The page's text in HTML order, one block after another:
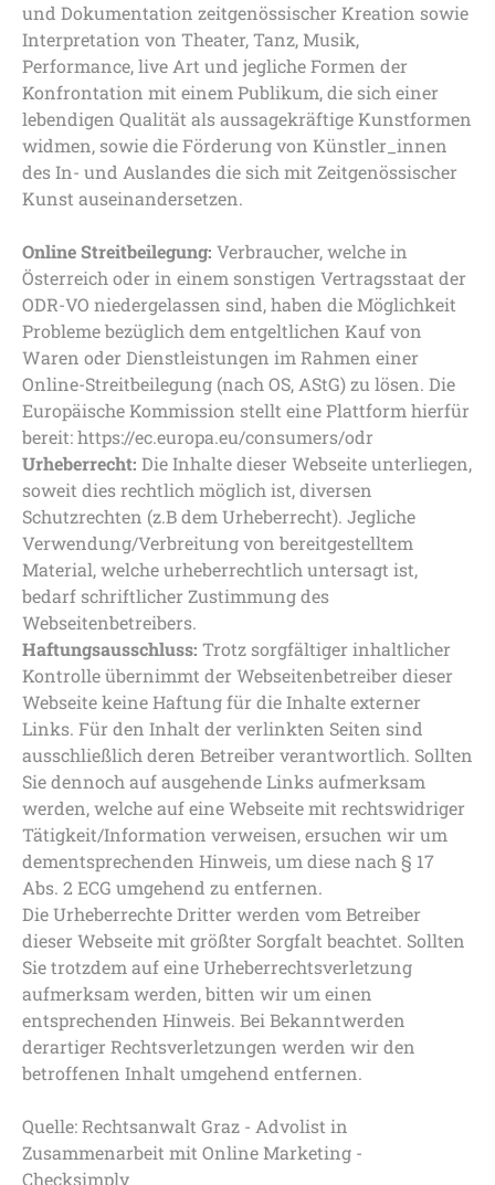
und Dokumentation zeitgenössischer Kreation sowie
Interpretation von Theater, Tanz, Musik,
Performance, live Art und jegliche Formen der
Konfrontation mit einem Publikum, die sich einer
lebendigen Qualität als aussagekräftige Kunstformen
widmen, sowie die Förderung von Künstler_innen
des In- und Auslandes die sich mit Zeitgenössischer
Kunst auseinandersetzen.
Online Streitbeilegung: Verbraucher, welche in
Österreich oder in einem sonstigen Vertragsstaat der
ODR-VO niedergelassen sind, haben die Möglichkeit
Probleme bezüglich dem entgeltlichen Kauf von
Waren oder Dienstleistungen im Rahmen einer
Online-Streitbeilegung (nach OS, AStG) zu lösen. Die
Europäische Kommission stellt eine Plattform hierfür
bereit: https://ec.europa.eu/consumers/odr
Urheberrecht: Die Inhalte dieser Webseite unterliegen,
soweit dies rechtlich möglich ist, diversen
Schutzrechten (z.B dem Urheberrecht). Jegliche
Verwendung/Verbreitung von bereitgestelltem
Material, welche urheberrechtlich untersagt ist,
bedarf schriftlicher Zustimmung des
Webseitenbetreibers.
Haftungsausschluss: Trotz sorgfältiger inhaltlicher
Kontrolle übernimmt der Webseitenbetreiber dieser
Webseite keine Haftung für die Inhalte externer
Links. Für den Inhalt der verlinkten Seiten sind
ausschließlich deren Betreiber verantwortlich. Sollten
Sie dennoch auf ausgehende Links aufmerksam
werden, welche auf eine Webseite mit rechtswidriger
Tätigkeit/Information verweisen, ersuchen wir um
dementsprechenden Hinweis, um diese nach § 17
Abs. 2 ECG umgehend zu entfernen.
Die Urheberrechte Dritter werden vom Betreiber
dieser Webseite mit größter Sorgfalt beachtet. Sollten
Sie trotzdem auf eine Urheberrechtsverletzung
aufmerksam werden, bitten wir um einen
entsprechenden Hinweis. Bei Bekanntwerden
derartiger Rechtsverletzungen werden wir den
betroffenen Inhalt umgehend entfernen.
Quelle: Rechtsanwalt Graz - Advolist in
Zusammenarbeit mit Online Marketing -
Checksimply